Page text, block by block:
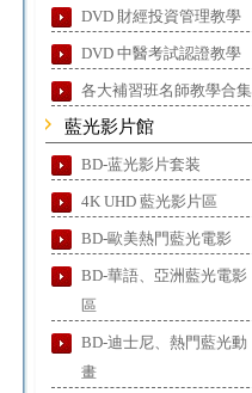
DVD 財經投資管理教學
DVD 中醫考試認證教學
各大補習班名師教學合集
藍光影片館
BD-蓝光影片套装
4K UHD 藍光影片區
BD-歐美熱門藍光電影
BD-華語、亞洲藍光電影
區
BD-迪士尼、熱門藍光動
畫